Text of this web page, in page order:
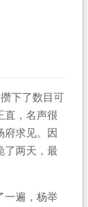
攒下了数目可
直，名声很
府求见。因
了两天，最
一遍，杨举